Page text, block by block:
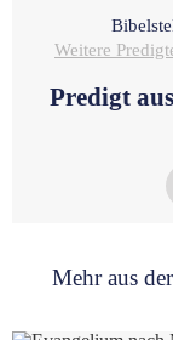
Weitere
Predigt
Mehr aus